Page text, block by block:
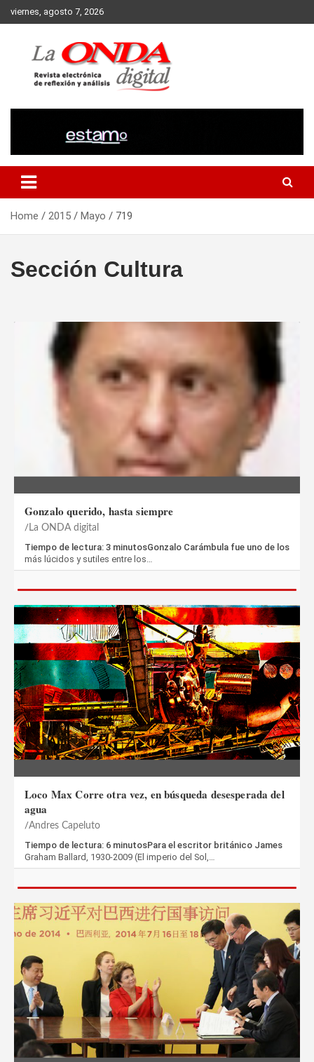
Skip
to
viernes, agosto 7, 2026
Home 2015 Mayo 719
Gonzalo querido, hasta siempre
La ONDA digital
Tiempo de lectura: 3 minutosGonzalo Carámbula fue uno de los
más lúcidos y sutiles entre los…
Loco Max Corre otra vez, en búsqueda desesperada del
agua
Andres Capeluto
Tiempo de lectura: 6 minutosPara el escritor británico James
Graham Ballard, 1930-2009 (El imperio del Sol,…